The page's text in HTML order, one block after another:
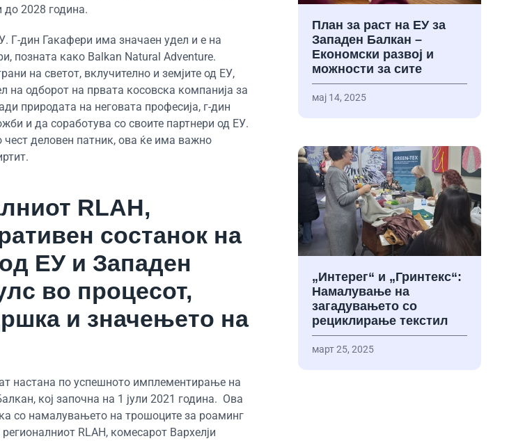
2028 година.
Г-дин Гакафери има значаен удел и е на
позната како Balkan Natural Adventure.
на светот, вклучително и земјите од ЕУ,
на одборот на првата косовска компанија за
природата на неговата професија, г-дин
и да соработува со своите партнери од ЕУ.
деловен патник, ова ќе има важно
RLAH,
состанок на
ЕУ и Западен
во процесот,
и значењето на
настана по успешното имплементирање на
кој започна на 1 јули 2021 година. Ова
со намалувањето на трошоците за роаминг
RLAH, комесарот Вархелји
План за раст на ЕУ за
Западен Балкан –
Економски развој и
можности за сите
мај 14, 2025
„Интерег“ и „Гринтекс“:
Намалување на
загадувањето со
рециклирање текстил
март 25, 2025